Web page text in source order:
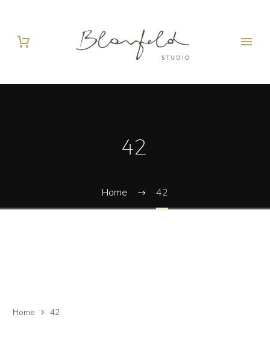
42
Home 42
Home 42